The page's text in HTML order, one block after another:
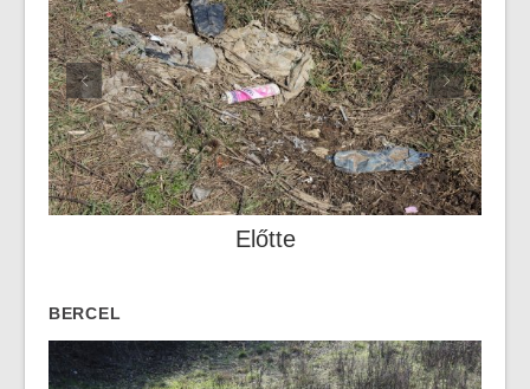
Előtte
BERCEL